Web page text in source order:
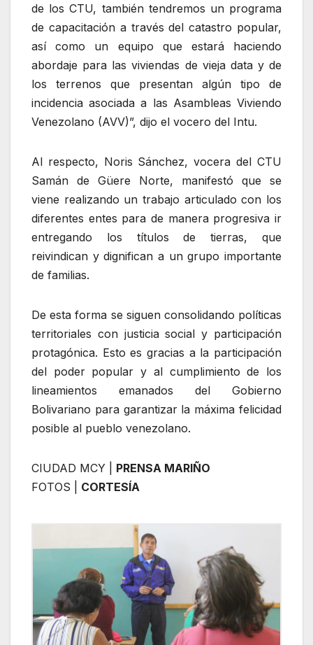
de los CTU, también tendremos un programa
de capacitación a través del catastro popular,
así como un equipo que estará haciendo
abordaje para las viviendas de vieja data y de
los terrenos que presentan algún tipo de
incidencia asociada a las Asambleas Viviendo
Venezolano (AVV)”, dijo el vocero del Intu.
Al respecto, Noris Sánchez, vocera del CTU
Samán de Güere Norte, manifestó que se
viene realizando un trabajo articulado con los
diferentes entes para de manera progresiva ir
entregando los títulos de tierras, que
reivindican y dignifican a un grupo importante
de familias.
De esta forma se siguen consolidando políticas
territoriales con justicia social y participación
protagónica. Esto es gracias a la participación
del poder popular y al cumplimiento de los
lineamientos emanados del Gobierno
Bolivariano para garantizar la máxima felicidad
posible al pueblo venezolano.
CIUDAD MCY | PRENSA MARIÑO
FOTOS | CORTESÍA